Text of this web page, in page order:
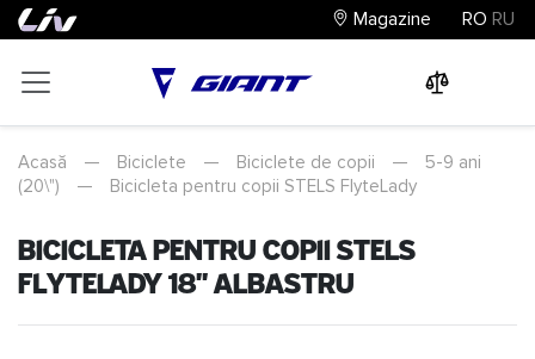
Magazine RO RU
Acasă — Biciclete — Biciclete de copii —
5-9 ani
(20\")
— Bicicleta pentru copii STELS FlyteLady
Bicicleta pentru copii STELS
FlyteLady 18" Albastru